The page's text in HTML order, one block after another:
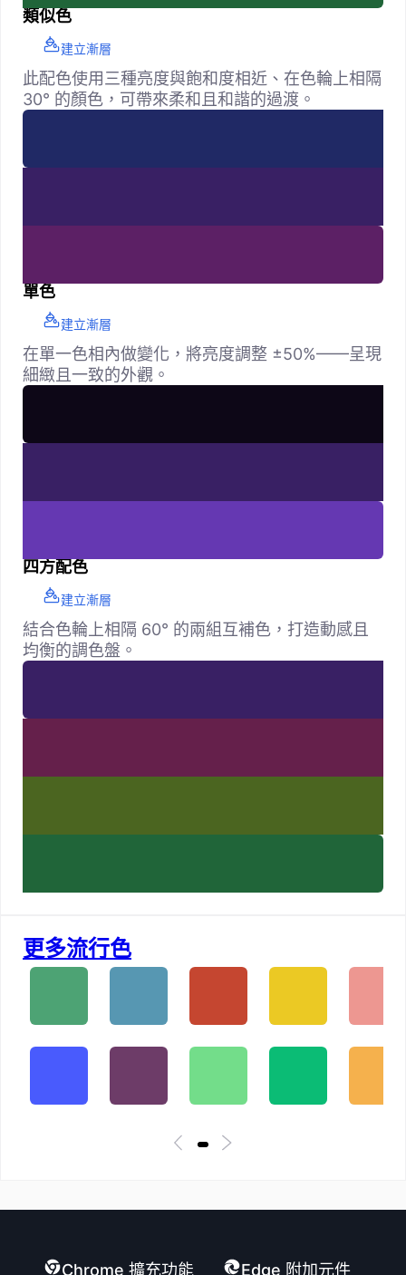
類似色
建立漸層
此配色使用三種亮度與飽和度相近、在色輪上相隔
30° 的顏色，可帶來柔和且和諧的過渡。
單色
建立漸層
在單一色相內做變化，將亮度調整 ±50%——呈現
細緻且一致的外觀。
四方配色
建立漸層
結合色輪上相隔 60° 的兩組互補色，打造動感且
均衡的調色盤。
更多流行色
Chrome 擴充功能 Edge 附加元件